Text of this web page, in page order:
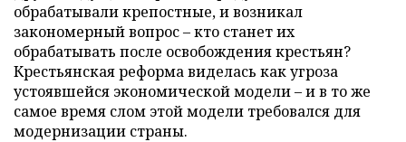
обрабатывали крепостные, и возникал
закономерный вопрос – кто станет их
обрабатывать после освобождения крестьян?
Крестьянская реформа виделась как угроза
устоявшейся экономической модели – и в то же
самое время слом этой модели требовался для
модернизации страны.